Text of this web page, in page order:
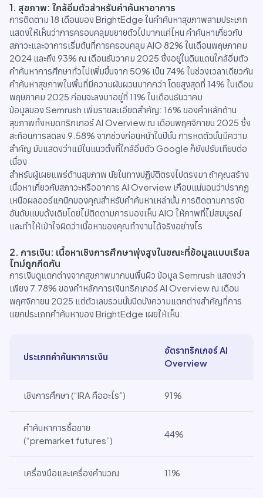
1. สุขภาพ: ใกล้อิ่มตัวสำหรับคำค้นหาอาการ
การติดตาม 18 เดือนของ BrightEdge ในคำค้นหาสุขภาพสามประเภท
แสดงให้เห็นว่าการครอบคลุมขยายตัวไปมากแค่ไหน คำค้นหาเกี่ยวกับ
สภาวะและอาการเริ่มต้นที่การครอบคลุม AIO 82% ในเดือนพฤษภาคม
2024 และถึง 93% ณ เดือนธันวาคม 2025 ซึ่งอยู่ในดินแดนใกล้อิ่มตัว
คำค้นหาการศึกษาทั่วไปเพิ่มขึ้นจาก 50% เป็น 74% ในช่วงเวลาเดียวกัน
คำค้นหาสุขภาพในพื้นที่มีความผันผวนมากกว่า โดยสูงสุดที่ 14% ในเดือน
พฤษภาคม 2025 ก่อนจะลงมาอยู่ที่ 11% ในเดือนธันวาคม
ข้อมูลของ Semrush เพิ่มรายละเอียดสำคัญ: 16% ของคำหลักด้าน
สุขภาพทั้งหมดทริกเกอร์ AI Overview ณ เดือนพฤศจิกายน 2025 ซึ่ง
สะท้อนการลดลง 9.58% จากช่วงก่อนหน้าในปีนั้น การหดตัวนั้นมีความ
สำคัญ มันแสดงว่าแม้ในแนวตั้งที่ใกล้อิ่มตัว Google ก็ยังปรับเทียบต่อ
เนื่อง
สำหรับผู้เผยแพร่ด้านสุขภาพ นัยในทางปฏิบัติตรงไปตรงมา ถ้าคุณสร้าง
เนื้อหาเกี่ยวกับสภาวะหรืออาการ AI Overview เกือบแน่นอนว่าปรากฏ
เหนือผลออร์แกนิกของคุณสำหรับคำค้นหาเหล่านั้น การติดตามการจัด
อันดับแบบดั้งเดิมโดยไม่ติดตามการมองเห็น AIO ให้ภาพที่ไม่สมบูรณ์
และทำให้เข้าใจผิดว่าเนื้อหาของคุณทำงานได้จริงอย่างไร
2. การเงิน: เนื้อหาเชิงการศึกษาพุ่งสูงในขณะที่ข้อมูลแบบเรียล
ไทม์ถูกกีดกัน
การเงินดูแตกต่างจากสุขภาพมากบนพื้นผิว ข้อมูล Semrush แสดงว่า
เพียง 7.78% ของคำหลักการเงินทริกเกอร์ AI Overview ณ เดือน
พฤศจิกายน 2025 แต่ตัวเลขรวมนั้นปิดบังความแตกต่างสำคัญที่การ
แยกประเภทคำค้นหาของ BrightEdge เผยให้เห็น:
ประเภทคำค้นหาการเงิน
อัตราทริกเกอร์ AI
Overview
เชิงการศึกษา (“IRA คืออะไร”) 91%
คำค้นหาการซื้อขาย
(“premarket futures”)
44%
เครื่องมือและเครื่องคำนวณ 11%